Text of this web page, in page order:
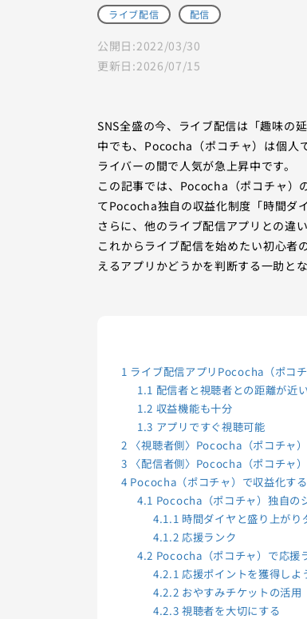
ライブ配信 配信
公開日:2022/03/30
更新日:2026/07/15
SNS全盛の今、ライブ配信は「趣味の
中でも、Pococha（ポコチャ）は個人
ライバーの間で人気が急上昇中です。
この記事では、Pococha（ポコチャ）
てPococha独自の収益化制度「時間ダ
さらに、他のライブ配信アプリとの違
これからライブ配信を始めたい初心者
えるアプリかどうかを判断する一助とな
1 ライブ配信アプリPococha（ポコ
1.1 配信者と視聴者との距離が近
1.2 収益機能も十分
1.3 アプリですぐ視聴可能
2 〈視聴者側〉Pococha（ポコチャ
3 〈配信者側〉Pococha（ポコチャ
4 Pococha（ポコチャ）で収益化す
4.1 Pococha（ポコチャ）独自の
4.1.1 時間ダイヤと盛り上がり
4.1.2 応援ランク
4.2 Pococha（ポコチャ）で応援
4.2.1 応援ポイントを獲得しよ
4.2.2 おやすみチケットの活用
4.2.3 視聴者を大切にする